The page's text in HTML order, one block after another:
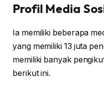
Profil Media
Ia memiliki beberapa
yang memiliki 13 juta
memiliki banyak
berikut ini.